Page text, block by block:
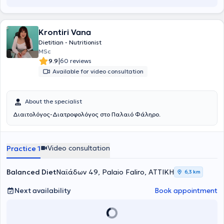
Krontiri Vana
Dietitian - Nutritionist
MSc
9.9|60 reviews
Available for video consultation
About the specialist
Διαιτολόγος-Διατροφολόγος στο Παλαιό Φάληρο.
Practice 1 Video consultation
Balanced DietΝαϊάδων 49, Palaio Faliro, ΑΤΤΙΚΗ 6,3 km
Next availability Book appointment